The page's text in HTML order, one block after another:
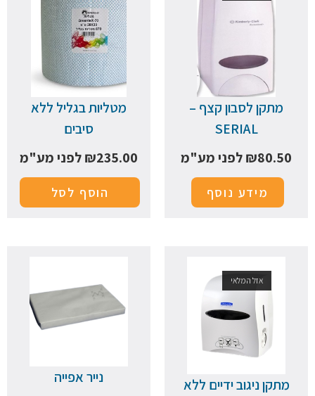
מתקן לסבון קצף –
SERIAL
₪80.50 לפני מע"מ
מידע נוסף
מטליות בגליל ללא
סיבים
₪235.00 לפני מע"מ
הוסף לסל
אזל המלאי
מתקן ניגוב ידיים ללא
נייר אפייה